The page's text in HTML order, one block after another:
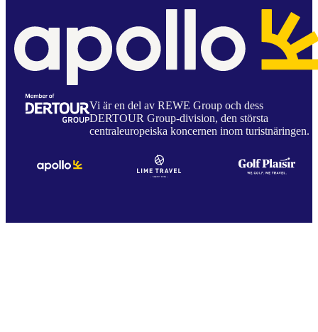
Vi är en del av REWE Group och dess
DERTOUR Group-division, den största
centraleuropeiska koncernen inom turistnäringen.